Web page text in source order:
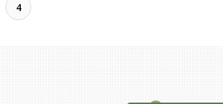
4